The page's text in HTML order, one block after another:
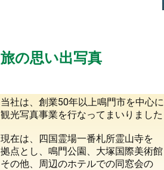
旅の思い出写真
当社は、創業50年以上鳴門市を中心に
観光写真事業を行なってまいりました
現在は、四国霊場一番札所霊山寺を
拠点とし、鳴門公園、大塚国際美術館
その他、周辺のホテルでの同窓会の